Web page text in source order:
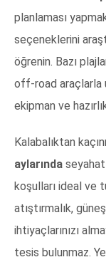
planlaması
seçeneklerini
öğrenin. Bazı
off-road araçlarla
ekipman ve
Kalabalıktan
aylarında
koşulları ideal ve
atıştırmalık,
ihtiyaçlarınızı
tesis bulunmaz.